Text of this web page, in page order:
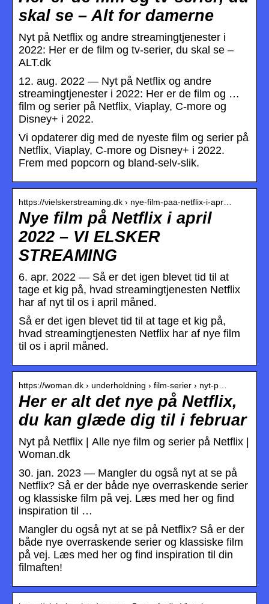
skal se – Alt for damerne
Nyt på Netflix og andre streamingtjenester i
2022: Her er de film og tv-serier, du skal se –
ALT.dk
12. aug. 2022 — Nyt på Netflix og andre
streamingtjenester i 2022: Her er de film og …
film og serier på Netflix, Viaplay, C-more og
Disney+ i 2022.
Vi opdaterer dig med de nyeste film og serier på
Netflix, Viaplay, C-more og Disney+ i 2022.
Frem med popcorn og bland-selv-slik.
https://vielskerstreaming.dk › nye-film-paa-netflix-i-apr…
Nye film på Netflix i april
2022 – VI ELSKER
STREAMING
6. apr. 2022 — Så er det igen blevet tid til at
tage et kig på, hvad streamingtjenesten Netflix
har af nyt til os i april måned.
Så er det igen blevet tid til at tage et kig på,
hvad streamingtjenesten Netflix har af nye film
til os i april måned.
https://woman.dk › underholdning › film-serier › nyt-p…
Her er alt det nye på Netflix,
du kan glæde dig til i februar
Nyt på Netflix | Alle nye film og serier på Netflix |
Woman.dk
30. jan. 2023 — Mangler du også nyt at se på
Netflix? Så er der både nye overraskende serier
og klassiske film på vej. Læs med her og find
inspiration til …
Mangler du også nyt at se på Netflix? Så er der
både nye overraskende serier og klassiske film
på vej. Læs med her og find inspiration til din
filmaften!